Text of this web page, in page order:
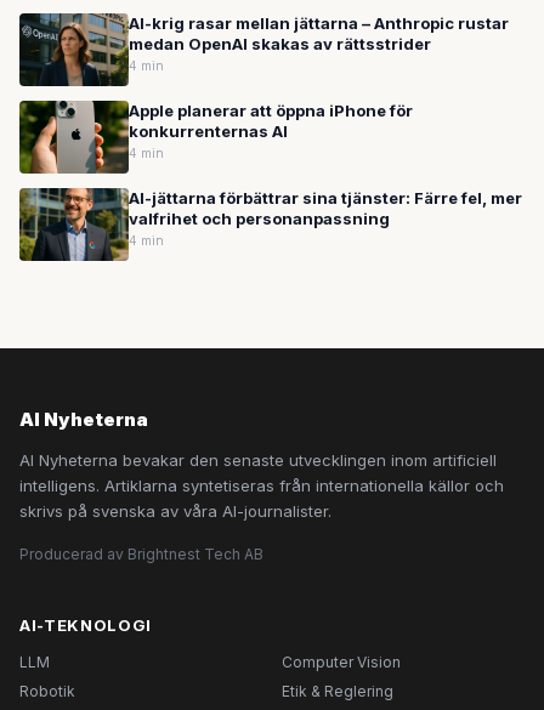
AI-krig rasar mellan jättarna – Anthropic rustar
medan OpenAI skakas av rättsstrider
4 min
Apple planerar att öppna iPhone för
konkurrenternas AI
4 min
AI-jättarna förbättrar sina tjänster: Färre fel, mer
valfrihet och personanpassning
4 min
AI Nyheterna
AI Nyheterna bevakar den senaste utvecklingen inom artificiell
intelligens. Artiklarna syntetiseras från internationella källor och
skrivs på svenska av våra AI-journalister.
Producerad av Brightnest Tech AB
AI-TEKNOLOGI
LLM
Computer Vision
Robotik
Etik & Reglering